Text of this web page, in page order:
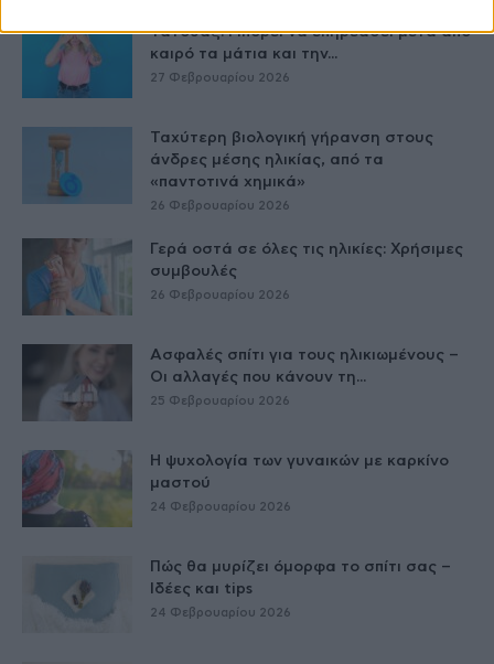
Τατουάζ: Μπορεί να επηρεάσει μετά από
καιρό τα μάτια και την...
27 Φεβρουαρίου 2026
Ταχύτερη βιολογική γήρανση στους
άνδρες μέσης ηλικίας, από τα
«παντοτινά χημικά»
26 Φεβρουαρίου 2026
Γερά οστά σε όλες τις ηλικίες: Χρήσιμες
συμβουλές
26 Φεβρουαρίου 2026
Ασφαλές σπίτι για τους ηλικιωμένους –
Οι αλλαγές που κάνουν τη...
25 Φεβρουαρίου 2026
Η ψυχολογία των γυναικών με καρκίνο
μαστού
24 Φεβρουαρίου 2026
Πώς θα μυρίζει όμορφα το σπίτι σας –
Ιδέες και tips
24 Φεβρουαρίου 2026